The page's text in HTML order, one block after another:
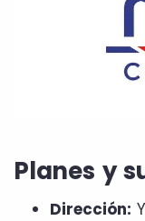
Planes y
Dirección: